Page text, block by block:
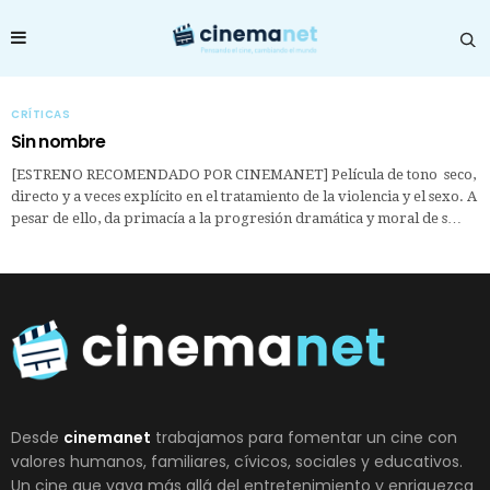
CRÍTICAS
Sin nombre
[ESTRENO RECOMENDADO POR CINEMANET] Película de tono seco,
directo y a veces explícito en el tratamiento de la violencia y el sexo. A
pesar de ello, da primacía a la progresión dramática y moral de s…
Desde cinemanet trabajamos para fomentar un cine con
valores humanos, familiares, cívicos, sociales y educativos.